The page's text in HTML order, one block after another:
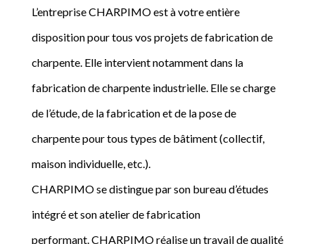
L’entreprise CHARPIMO est à votre entière
disposition pour tous vos projets de fabrication de
charpente. Elle intervient notamment dans la
fabrication de charpente industrielle. Elle se charge
de l’étude, de la fabrication et de la pose de
charpente pour tous types de bâtiment (collectif,
maison individuelle, etc.).
CHARPIMO se distingue par son bureau d’études
intégré et son atelier de fabrication
performant. CHARPIMO réalise un travail de qualité